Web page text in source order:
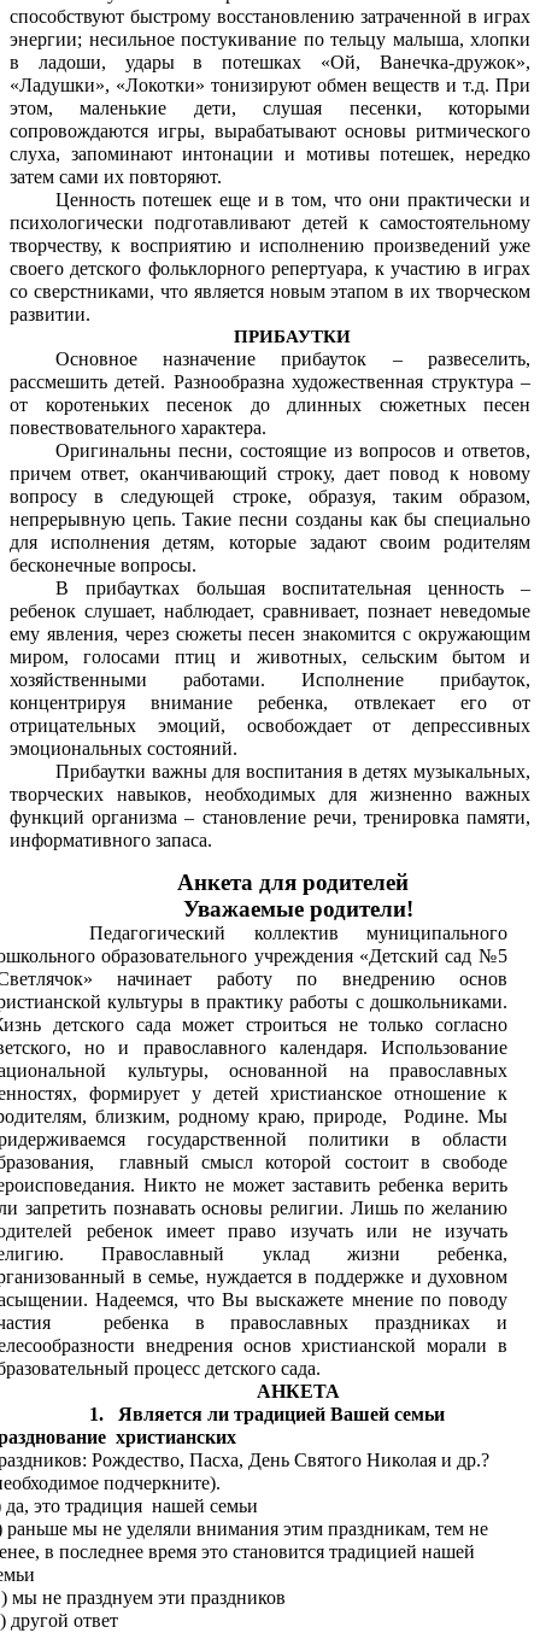
способствуют быстрому восстановлению затраченной в играх
энергии; несильное постукивание по тельцу малыша, хлопки
в ладоши, удары в потешках «Ой, Ванечка-дружок»,
«Ладушки», «Локотки» тонизируют обмен веществ и т.д. При
этом, маленькие дети, слушая песенки, которыми
сопровождаются игры, вырабатывают основы ритмического
слуха, запоминают интонации и мотивы потешек, нередко
затем сами их повторяют.
Ценность потешек еще и в том, что они практически и
психологически подготавливают детей к самостоятельному
творчеству, к восприятию и исполнению произведений уже
своего детского фольклорного репертуара, к участию в играх
со сверстниками, что является новым этапом в их творческом
развитии.
ПРИБАУТКИ
Основное назначение прибауток – развеселить,
рассмешить детей. Разнообразна художественная структура –
от коротеньких песенок до длинных сюжетных песен
повествовательного характера.
Оригинальны песни, состоящие из вопросов и ответов,
причем ответ, оканчивающий строку, дает повод к новому
вопросу в следующей строке, образуя, таким образом,
непрерывную цепь. Такие песни созданы как бы специально
для исполнения детям, которые задают своим родителям
бесконечные вопросы.
В прибаутках большая воспитательная ценность –
ребенок слушает, наблюдает, сравнивает, познает неведомые
ему явления, через сюжеты песен знакомится с окружающим
миром, голосами птиц и животных, сельским бытом и
хозяйственными работами. Исполнение прибауток,
концентрируя внимание ребенка, отвлекает его от
отрицательных эмоций, освобождает от депрессивных
эмоциональных состояний.
Прибаутки важны для воспитания в детях музыкальных,
творческих навыков, необходимых для жизненно важных
функций организма – становление речи, тренировка памяти,
информативного запаса.
Анкета для родителей
Уважаемые родители!
Педагогический коллектив муниципального
образовательного учреждения «Детский сад №5
начинает работу по внедрению основ
культуры в практику работы с дошкольниками.
детского сада может строиться не только согласно
но и православного календаря. Использование
культуры, основанной на православных
формирует у детей христианское отношение к
близким, родному краю, природе, Родине. Мы
государственной политики в области
главный смысл которой состоит в свободе
Никто не может заставить ребенка верить
запретить познавать основы религии. Лишь по желанию
ребенок имеет право изучать или не изучать
Православный уклад жизни ребенка,
в семье, нуждается в поддержке и духовном
Надеемся, что Вы выскажете мнение по поводу
ребенка в православных праздниках и
внедрения основ христианской морали в
процесс детского сада.
АНКЕТА
1. Является ли традицией Вашей семьи
христианских
Рождество, Пасха, День Святого Николая и др.?
подчеркните).
да, это традиция нашей семьи
раньше мы не уделяли внимания этим праздникам, тем не
в последнее время это становится традицией нашей
мы не празднуем эти праздников
другой ответ